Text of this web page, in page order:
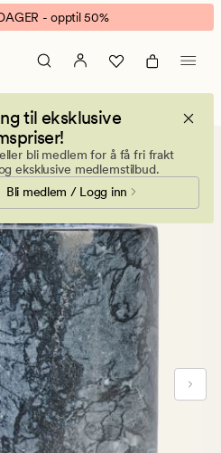
- opptil 50%
til eksklusive
bli medlem for å få fri frakt
eksklusive medlemstilbud.
Bli medlem / Logg inn